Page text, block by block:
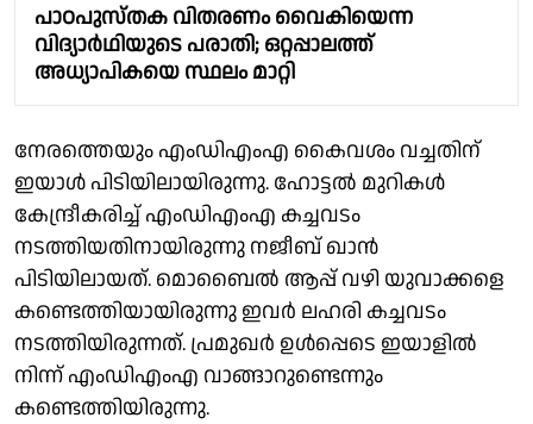
പാഠപുസ്തക വിതരണം വൈകിയെന്ന
വിദ്യാർഥിയുടെ പരാതി; ഒറ്റപ്പാലത്ത്
അധ്യാപികയെ സ്ഥലം മാറ്റി
നേരത്തെയും എംഡിഎംഎ കൈവശം വച്ചതിന്
ഇയാൾ പിടിയിലായിരുന്നു. ഹോട്ടൽ മുറികൾ
കേന്ദ്രീകരിച്ച് എംഡിഎംഎ കച്ചവടം
നടത്തിയതിനായിരുന്നു നജീബ് ഖാൻ
പിടിയിലായത്. മൊബൈൽ ആപ്പ് വഴി യുവാക്കളെ
കണ്ടെത്തിയായിരുന്നു ഇവർ ലഹരി കച്ചവടം
നടത്തിയിരുന്നത്. പ്രമുഖർ ഉൾപ്പെടെ ഇയാളിൽ
നിന്ന് എംഡിഎംഎ വാങ്ങാറുണ്ടെന്നും
കണ്ടെത്തിയിരുന്നു.